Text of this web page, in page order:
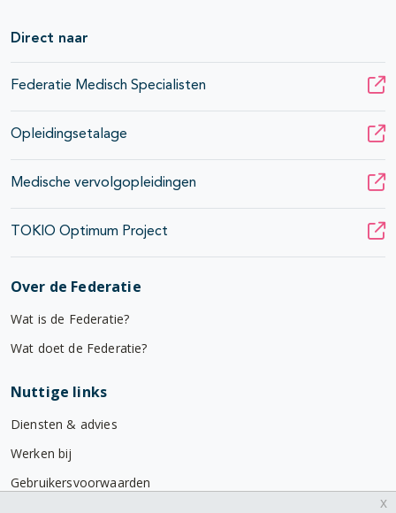
Direct naar
Federatie Medisch Specialisten
Opleidingsetalage
Medische vervolgopleidingen
TOKIO Optimum Project
Over de Federatie
Wat is de Federatie?
Wat doet de Federatie?
Nuttige links
Diensten & advies
Werken bij
Gebruikersvoorwaarden
x